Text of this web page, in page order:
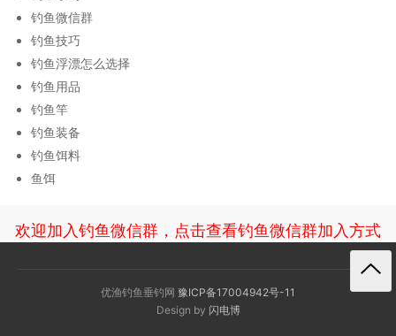
钓鱼微信群
钓鱼技巧
钓鱼浮漂怎么选择
钓鱼用品
钓鱼竿
钓鱼装备
钓鱼饵料
鱼饵
欢迎加入钓鱼微信群，点击查看钓鱼微信群加入方式
优渔钓鱼垂钓网 豫ICP备17004942号-11
Design by 闪电博